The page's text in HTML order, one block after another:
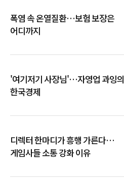
폭염 속 온열질환…보험 보장은
어디까지
'여기저기 사장님'…자영업 과잉의
한국경제
디렉터 한마디가 흥행 가른다…
게임사들 소통 강화 이유